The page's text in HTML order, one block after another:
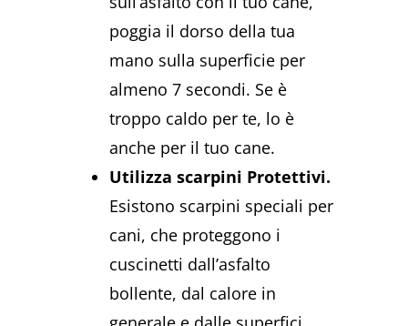
poggia il dorso della tua
mano sulla superficie per
almeno 7 secondi. Se è
troppo caldo per te, lo è
anche per il tuo cane.
Utilizza scarpini Protettivi.
Esistono scarpini speciali per
cani, che proteggono i
cuscinetti dall’asfalto
bollente, dal calore in